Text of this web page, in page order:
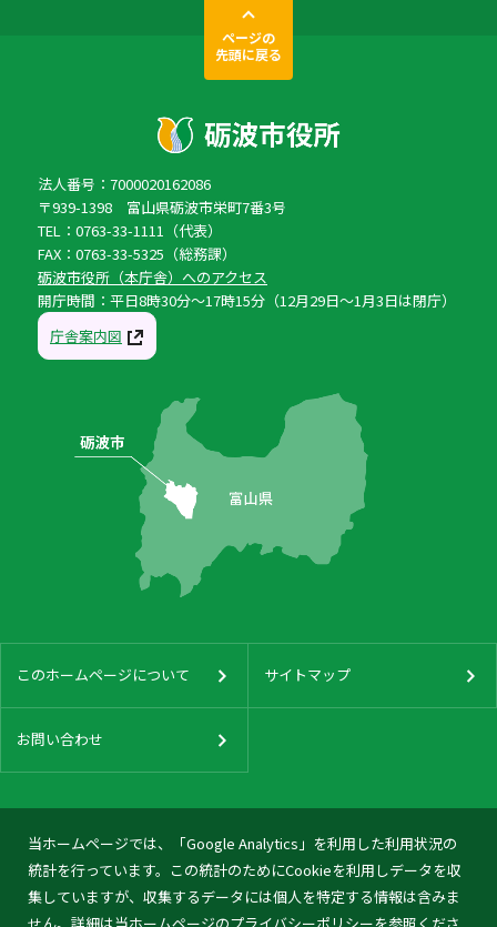
当ホームページでは、「Google Analytics」を利用した利用状況の
統計を行っています。この統計のためにCookieを利用しデータを収
集していますが、収集するデータには個人を特定する情報は含みま
ページの
先頭に戻る
法人番号：7000020162086
〒939-1398 富山県砺波市栄町7番3号
TEL：0763-33-1111（代表）
FAX：0763-33-5325（総務課）
砺波市役所（本庁舎）へのアクセス
開庁時間：平日8時30分〜17時15分（12月29日〜1月3日は閉庁）
庁舎案内図
このホームページについて サイトマップ
お問い合わせ